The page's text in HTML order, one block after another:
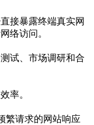
接暴露终端真实网
络访问。
试、市场调研和合
率。
繁请求的网站响应